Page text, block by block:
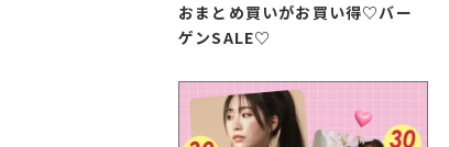
おまとめ買いがお買い得♡バー
ゲンSALE♡